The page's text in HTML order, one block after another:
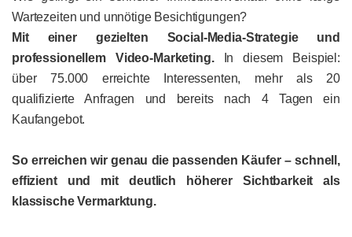
Wartezeiten und unnötige Besichtigungen?
Mit einer gezielten Social-Media-Strategie und
professionellem Video-Marketing.
In diesem Beispiel:
über 75.000 erreichte Interessenten, mehr als 20
qualifizierte Anfragen und bereits nach 4 Tagen ein
Kaufangebot.
So erreichen wir genau die passenden Käufer – schnell,
effizient und mit deutlich höherer Sichtbarkeit als
klassische Vermarktung.